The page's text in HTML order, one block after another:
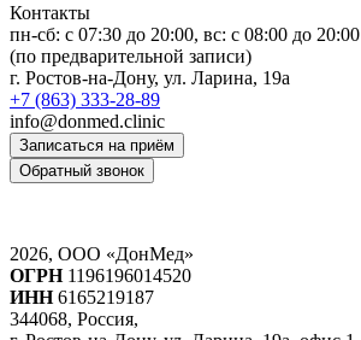
Контакты
пн-сб: c 07:30 до 20:00, вс: с 08:00 до 20:00
(по предварительной записи)
г. Ростов-на-Дону, ул. Ларина, 19а
+7 (863) 333-28-89
info@donmed.clinic
Записаться на приём
Обратный звонок
2026, ООО «ДонМед»
ОГРН1196196014520
ИНН6165219187
344068, Россия,